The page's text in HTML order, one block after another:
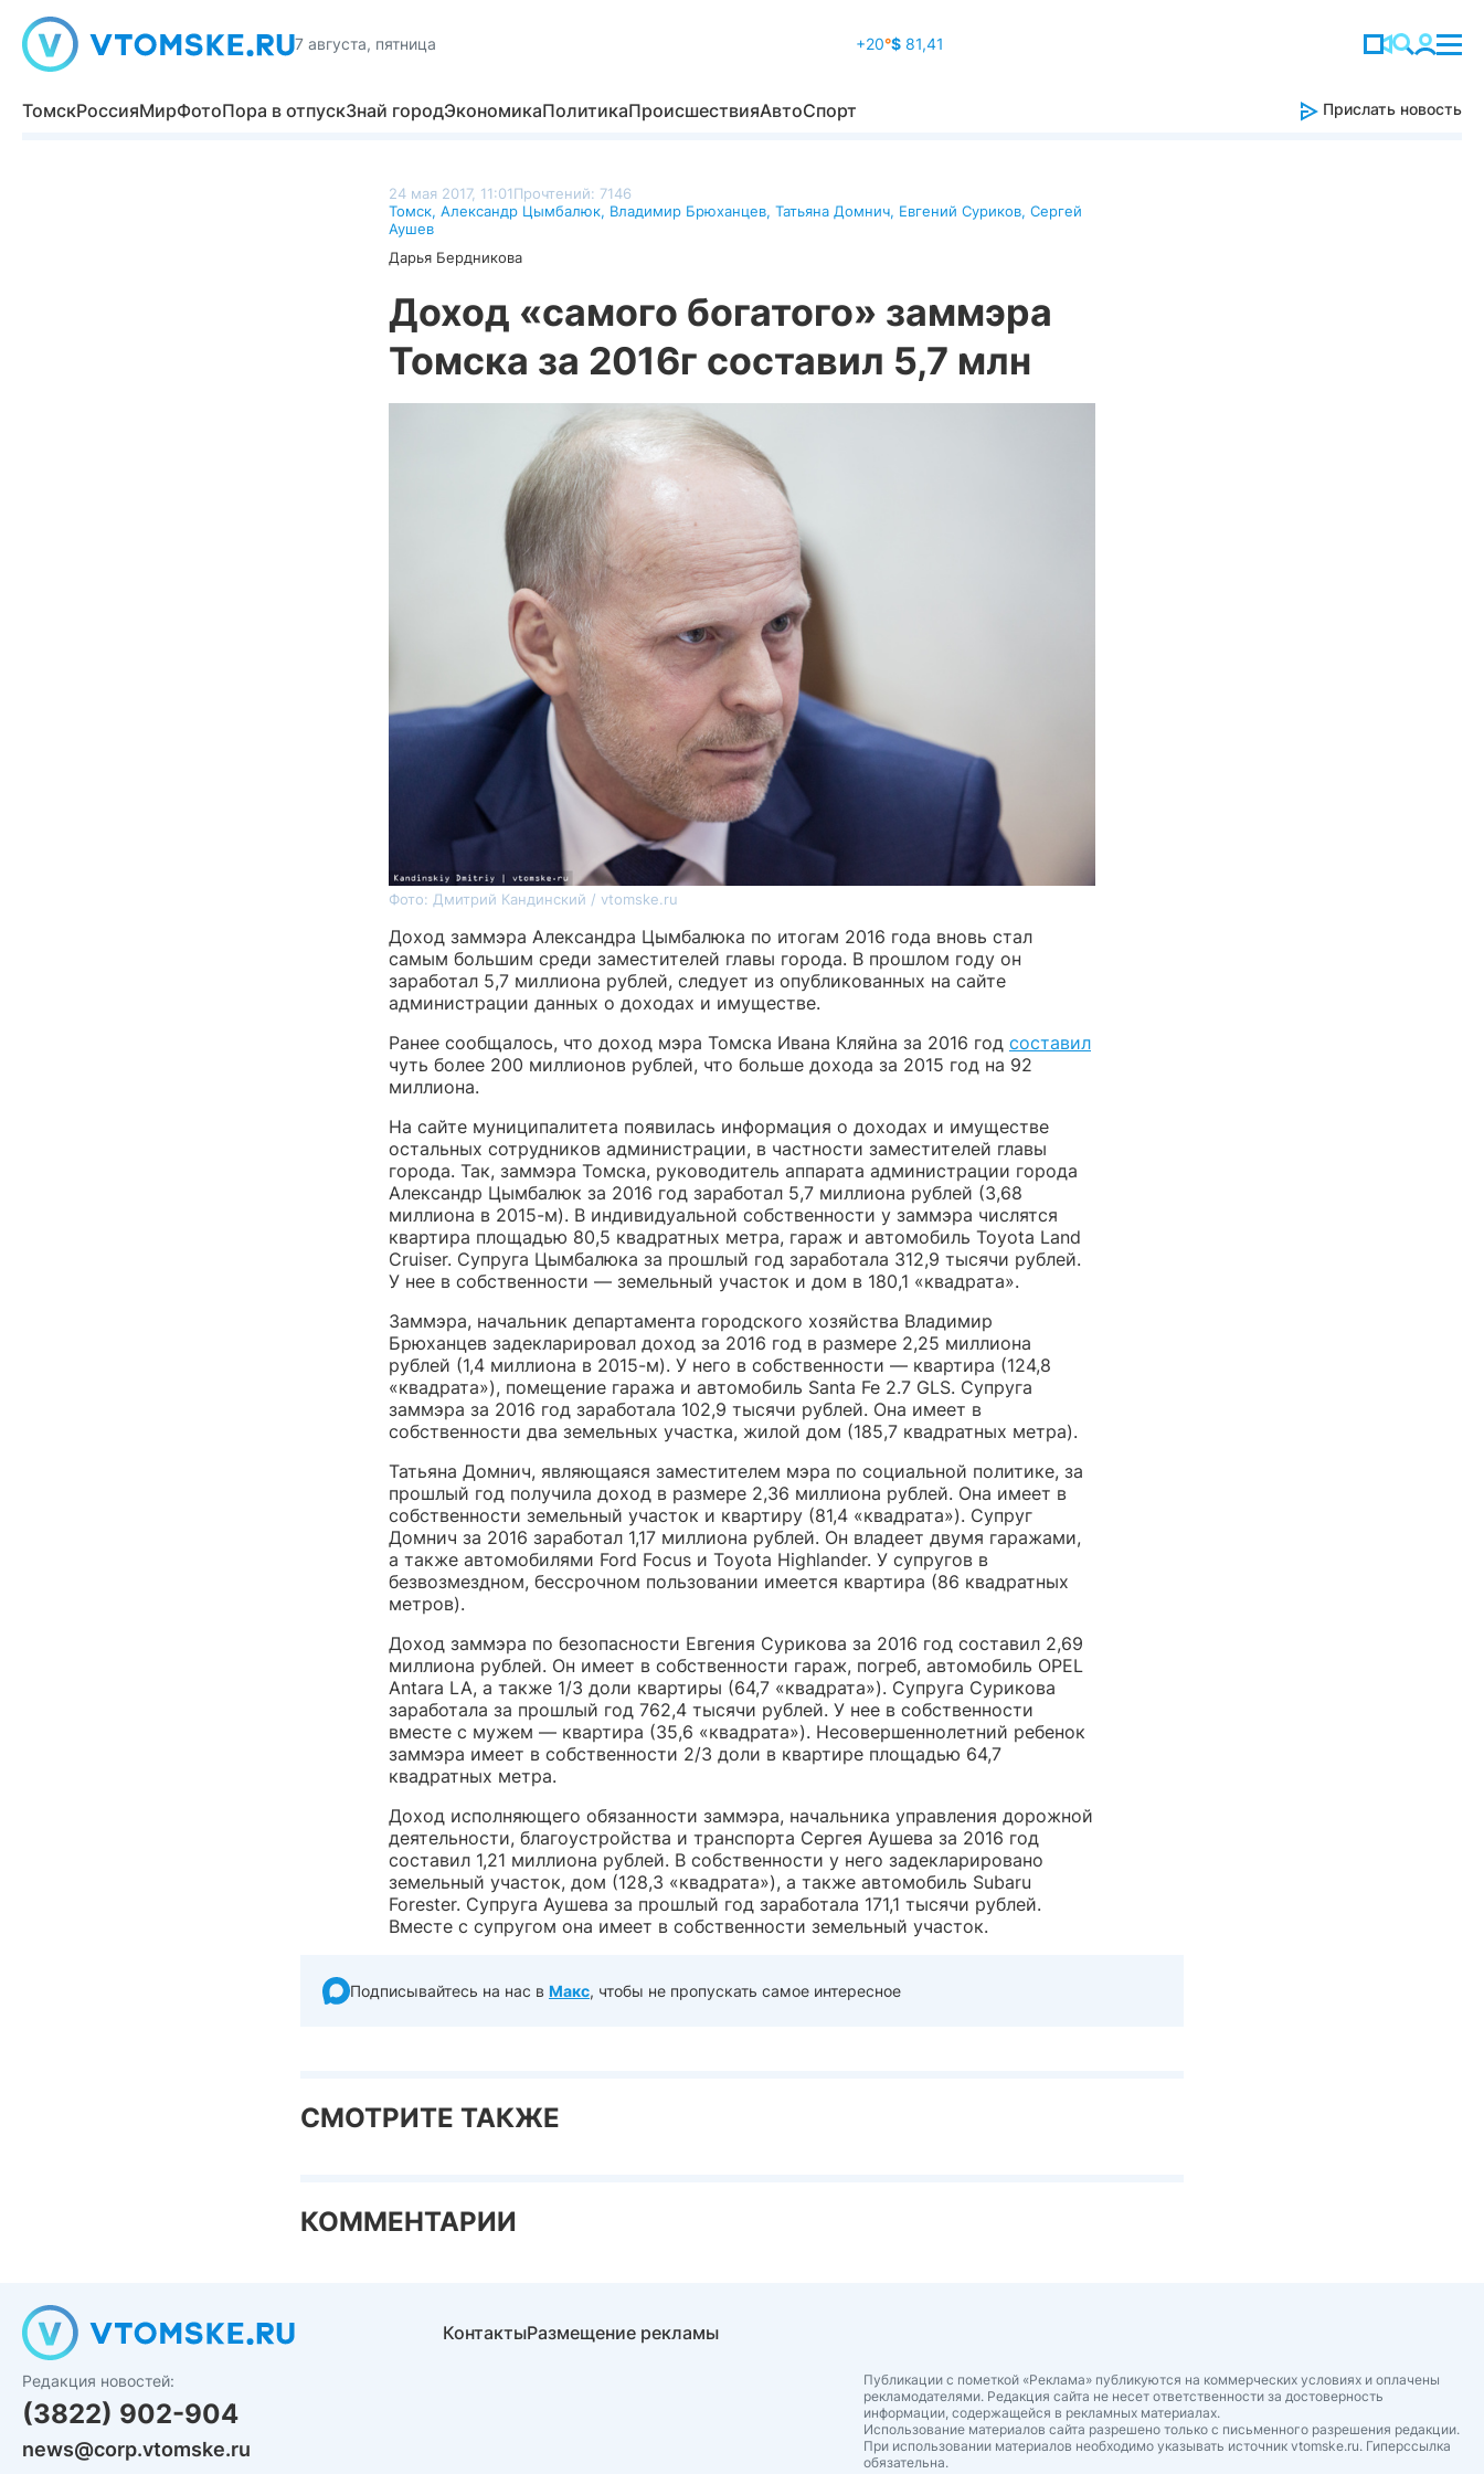
7 августа, пятница +20°$ 81,41
ТомскРоссияМирФотоПора в отпускЗнай городЭкономикаПолитикаПроисшествияАвтоСпорт Прислать новость
24 мая 2017, 11:01Прочтений: 7146
Томск, Александр Цымбалюк, Владимир Брюханцев, Татьяна Домнич, Евгений Суриков, Сергей
Аушев
Дарья Бердникова
Доход «самого богатого» заммэра
Томска за 2016г составил 5,7 млн
Фото: Дмитрий Кандинский / vtomske.ru
Доход заммэра Александра Цымбалюка по итогам 2016 года вновь стал
самым большим среди заместителей главы города. В прошлом году он
заработал 5,7 миллиона рублей, следует из опубликованных на сайте
администрации данных о доходах и имуществе.
Ранее сообщалось, что доход мэра Томска Ивана Кляйна за 2016 год составил
чуть более 200 миллионов рублей, что больше дохода за 2015 год на 92
миллиона.
На сайте муниципалитета появилась информация о доходах и имуществе
остальных сотрудников администрации, в частности заместителей главы
города. Так, заммэра Томска, руководитель аппарата администрации города
Александр Цымбалюк за 2016 год заработал 5,7 миллиона рублей (3,68
миллиона в 2015-м). В индивидуальной собственности у заммэра числятся
квартира площадью 80,5 квадратных метра, гараж и автомобиль Toyota Land
Cruiser. Супруга Цымбалюка за прошлый год заработала 312,9 тысячи рублей.
У нее в собственности — земельный участок и дом в 180,1 «квадрата».
Заммэра, начальник департамента городского хозяйства Владимир
Брюханцев задекларировал доход за 2016 год в размере 2,25 миллиона
рублей (1,4 миллиона в 2015-м). У него в собственности — квартира (124,8
«квадрата»), помещение гаража и автомобиль Santa Fe 2.7 GLS. Супруга
заммэра за 2016 год заработала 102,9 тысячи рублей. Она имеет в
собственности два земельных участка, жилой дом (185,7 квадратных метра).
Татьяна Домнич, являющаяся заместителем мэра по социальной политике, за
прошлый год получила доход в размере 2,36 миллиона рублей. Она имеет в
собственности земельный участок и квартиру (81,4 «квадрата»). Супруг
Домнич за 2016 заработал 1,17 миллиона рублей. Он владеет двумя гаражами,
а также автомобилями Ford Focus и Toyota Highlander. У супругов в
безвозмездном, бессрочном пользовании имеется квартира (86 квадратных
метров).
Доход заммэра по безопасности Евгения Сурикова за 2016 год составил 2,69
миллиона рублей. Он имеет в собственности гараж, погреб, автомобиль OPEL
Antara LA, а также 1/3 доли квартиры (64,7 «квадрата»). Супруга Сурикова
заработала за прошлый год 762,4 тысячи рублей. У нее в собственности
вместе с мужем — квартира (35,6 «квадрата»). Несовершеннолетний ребенок
заммэра имеет в собственности 2/3 доли в квартире площадью 64,7
квадратных метра.
Доход исполняющего обязанности заммэра, начальника управления дорожной
деятельности, благоустройства и транспорта Сергея Аушева за 2016 год
составил 1,21 миллиона рублей. В собственности у него задекларировано
земельный участок, дом (128,3 «квадрата»), а также автомобиль Subaru
Forester. Супруга Аушева за прошлый год заработала 171,1 тысячи рублей.
Вместе с супругом она имеет в собственности земельный участок.
Подписывайтесь на нас в Макс, чтобы не пропускать самое интересное
СМОТРИТЕ ТАКЖЕ
КОММЕНТАРИИ
Редакция новостей:
(3822) 902-904
news@corp.vtomske.ru
КонтактыРазмещение рекламы
Публикации с пометкой «Реклама» публикуются на коммерческих условиях и оплачены
рекламодателями. Редакция сайта не несет ответственности за достоверность
информации, содержащейся в рекламных материалах.
Использование материалов сайта разрешено только с письменного разрешения редакции.
При использовании материалов необходимо указывать источник vtomske.ru. Гиперссылка
обязательна.